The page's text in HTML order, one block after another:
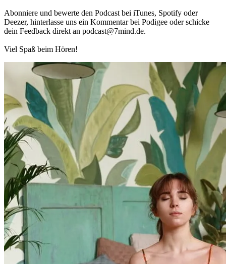
Abon­niere und bewerte den Pod­cast bei iTunes, Spo­tify oder
Deezer, hin­ter­lasse uns ein Kom­men­tar bei Podigee oder schi­cke
dein Feed­back direkt an podcast@​7​mind.​de.
Viel Spaß beim Hören!